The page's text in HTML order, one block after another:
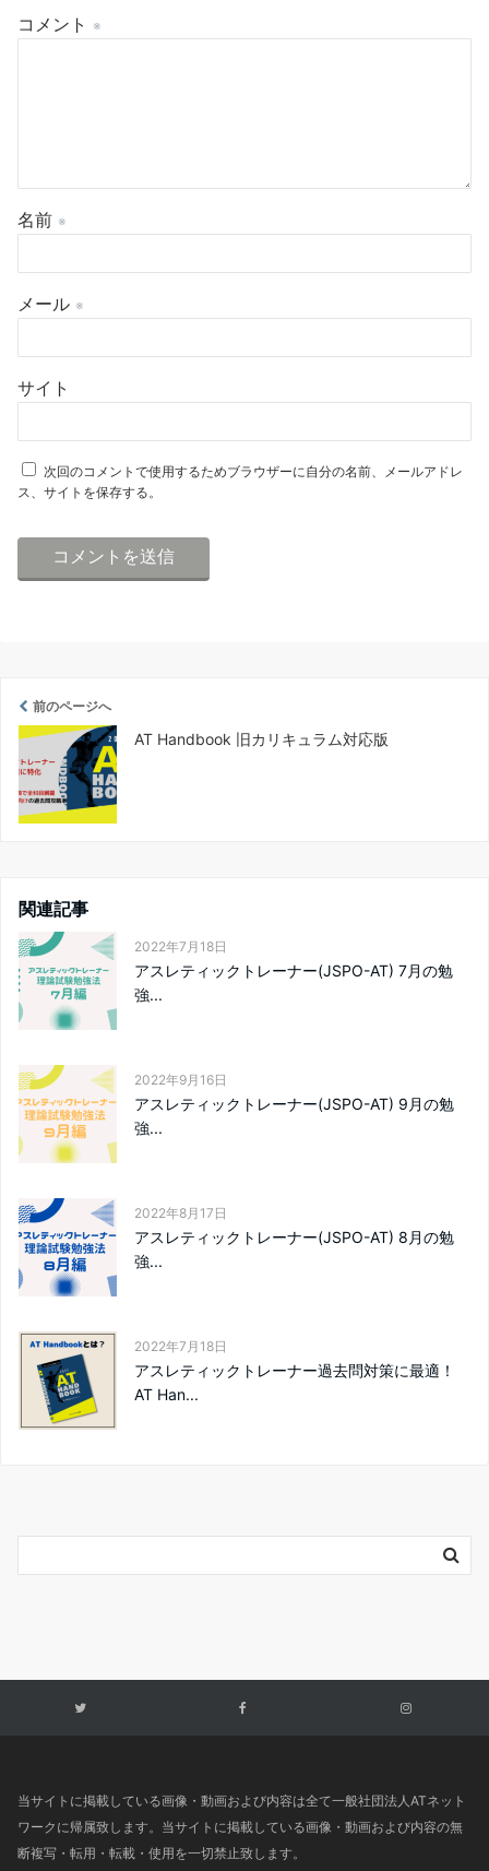
コメント ※
名前 ※
メール ※
サイト
次回のコメントで使用するためブラウザーに自分の名前、メールアドレ
ス、サイトを保存する。
前のページへ
AT Handbook 旧カリキュラム対応版
関連記事
2022年7月18日
アスレティックトレーナー(JSPO-AT) 7月の勉
強...
2022年9月16日
アスレティックトレーナー(JSPO-AT) 9月の勉
強...
2022年8月17日
アスレティックトレーナー(JSPO-AT) 8月の勉
強...
2022年7月18日
アスレティックトレーナー過去問対策に最適！
AT Han...
当サイトに掲載している画像・動画および内容は全て一般社団法人ATネット
ワークに帰属致します。当サイトに掲載している画像・動画および内容の無
断複写・転用・転載・使用を一切禁止致します。